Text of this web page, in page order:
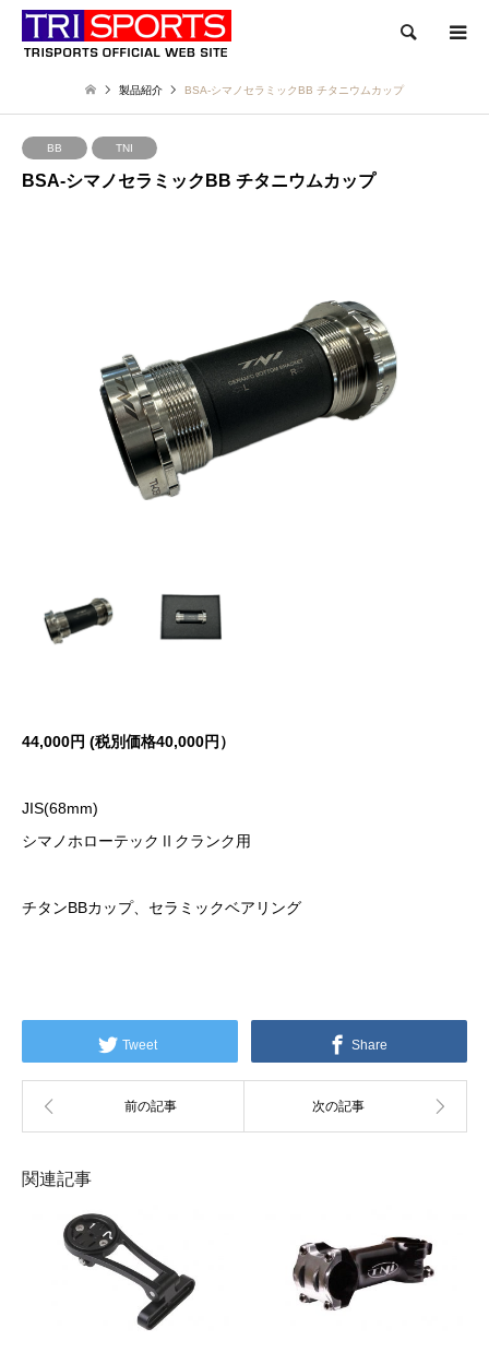
検索
製品紹介 BSA-シマノセラミックBB チタニウムカップ
BB TNI
BSA-シマノセラミックBB チタニウムカップ
44,000円 (税別価格40,000円）
JIS(68mm)
シマノホローテックⅡクランク用
チタンBBカップ、セラミックベアリング
Tweet Share
関連記事